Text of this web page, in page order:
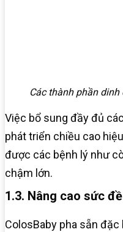
Các thành phần
Việc bổ sung đầy đủ
phát triển chiều cao
được các bệnh lý như
chậm lớn.
1.3. Nâng cao sức
ColosBaby pha sẵn